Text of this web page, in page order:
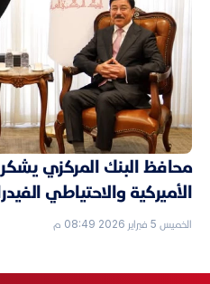
محافظ البنك المركزي يشكر
الأميركية والاحتياطي
الخميس 5 فبراير 2026 08:49 م